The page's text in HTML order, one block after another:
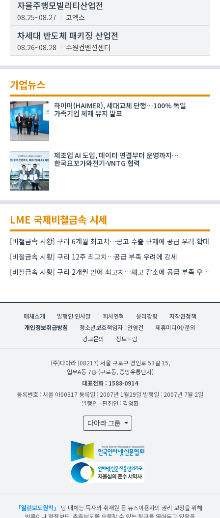
자율주행모빌리티산업전
08.25~08.27 코엑스
차세대 반도체 패키징 산업전
08.26~08.28 수원컨벤션센터
기업뉴스
하이머(HAIMER), 세대교체 단행…100% 독일
가족기업 체제 유지 발표
제조업 AI 도입, 데이터 연결부터 운영까지…
한국요꼬가와전기·VNTG 협력
LME 국제비철금속 시세
[비철금속 시황] 구리 6개월 최고치…콩고 수출 규제에 공급 우려 확대
[비철금속 시황] 구리 12주 최고치…공급 부족 우려에 강세
[비철금속 시황] 구리 2개월 만에 최고치…재고 감소에 공급 부족 우려 확대
매체소개 발행인 인사말 회사연혁 윤리강령
저작권정책
개인정보취급방침
청소년보호책임자 : 안영건
제휴미디어/문의
광고문의
정보드림
(주)다아라 (08217) 서울 구로구 경인로 53길 15,
업무A동 7층 (구로동, 중앙유통단지)
대표전화 : 1588-0914
등록번호 : 서울 아00317 등록일 : 2007년 1월29일 발행일 : 2007년 7월 2일
발행인 · 편집인 : 김영환
다아라 그룹
「열린보도원칙」
당 매체는 독자와 취재원 등 뉴스이용자의 권리 보장을 위해